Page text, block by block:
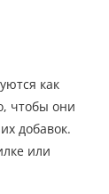
как
чтобы они
добавок.
или